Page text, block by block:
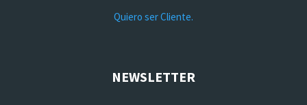
Quiero ser Cliente.
NEWSLETTER